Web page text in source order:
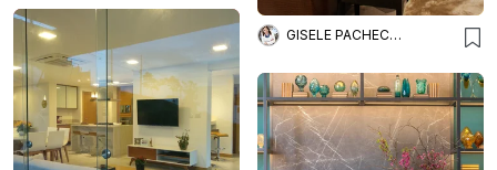
GISELE PACHECO ARQUITETURA E INTERIORES